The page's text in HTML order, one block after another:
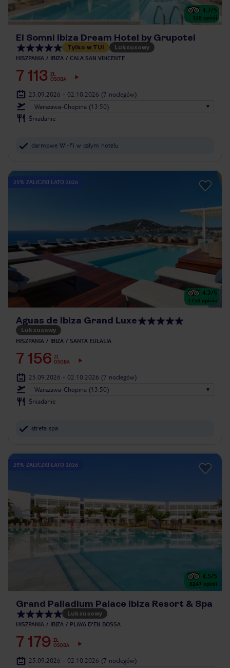
4.7/5
128 opinii
El Somni Ibiza Dream Hotel by Grupotel
Tylko w TUI Luksusowy
HISZPANIA IBIZA CALA SAN VINCENTE
7 113 ZŁ
OSOBA
25.09.2026 - 02.10.2026 (7 noclegów)
Warszawa-Chopina (13:50)
Śniadanie
darmowe Wi-Fi w całym hotelu
25% ZALICZKI LATO 2026
4.2/5
1753 opinie
Aguas de Ibiza Grand Luxe
Luksusowy
HISZPANIA IBIZA SANTA EULALIA
7 156 ZŁ
OSOBA
25.09.2026 - 02.10.2026 (7 noclegów)
Warszawa-Chopina (13:50)
Śniadanie
strefa spa
25% ZALICZKI LATO 2026
4.5/5
8247 opinii
Grand Palladium Palace Ibiza Resort & Spa
Luksusowy
HISZPANIA IBIZA PLAYA D'EN BOSSA
7 179 ZŁ
OSOBA
25.09.2026 - 02.10.2026 (7 noclegów)